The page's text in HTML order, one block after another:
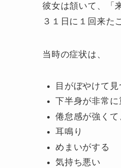
彼女は頷いて、「
３１日に１回来た
当時の症状は、
目がぼやけて見
下半身が非常
倦怠感が強く
耳鳴り
めまいがする
気持ち悪い